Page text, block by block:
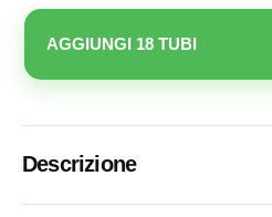
AGGIUNGI 18 TUBI
Descrizione